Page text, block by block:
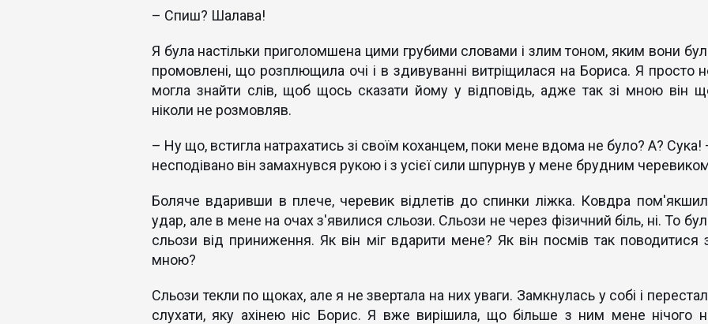
– Спиш? Шалава!
Я була настільки приголомшена цими грубими словами і злим тоном, яким вони
промовлені, що розплющила очі і в здивуванні витріщилася на Бориса. Я просто
могла знайти слів, щоб щось сказати йому у відповідь, адже так зі мною він
ніколи не розмовляв.
– Ну що, встигла натрахатись зі своїм коханцем, поки мене вдома не було? А? Сука!
несподівано він замахнувся рукою і з усієї сили шпурнув у мене брудним
Боляче вдаривши в плече, черевик відлетів до спинки ліжка. Ковдра
удар, але в мене на очах з'явилися сльози. Сльози не через фізичний біль, ні. То
сльози від приниження. Як він міг вдарити мене? Як він посмів так поводитися
мною?
Сльози текли по щоках, але я не звертала на них уваги. Замкнулась у собі і
слухати, яку ахінею ніс Борис. Я вже вирішила, що більше з ним мене нічого